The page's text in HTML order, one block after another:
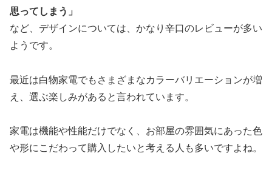
思ってしまう」
など、デザインについては、かなり辛口のレビューが多い
ようです。
最近は白物家電でもさまざまなカラーバリエーションが増
え、選ぶ楽しみがあると言われています。
家電は機能や性能だけでなく、お部屋の雰囲気にあった色
や形にこだわって購入したいと考える人も多いですよね。